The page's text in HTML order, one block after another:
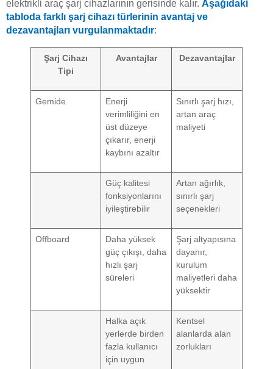
elektrikli araç şarj cihazlarının gerisinde kalır. Aşağıdaki
tabloda farklı şarj cihazı türlerinin avantaj ve
dezavantajları vurgulanmaktadır:
Şarj Cihazı
Tipi
Avantajlar Dezavantajlar
Gemide
Enerji
verimliliğini en
üst düzeye
çıkarır, enerji
kaybını azaltır
Sınırlı şarj hızı,
artan araç
maliyeti
Güç kalitesi
fonksiyonlarını
iyileştirebilir
Artan ağırlık,
sınırlı şarj
seçenekleri
Offboard
Daha yüksek
güç çıkışı, daha
hızlı şarj
süreleri
Şarj altyapısına
dayanır,
kurulum
maliyetleri daha
yüksektir
Halka açık
yerlerde birden
fazla kullanıcı
için uygun
Kentsel
alanlarda alan
zorlukları